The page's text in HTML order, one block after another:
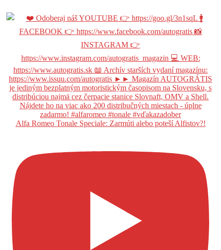
Alfa Romeo Tonale Speciale: Zarmúti alebo poteší Alfistov?!